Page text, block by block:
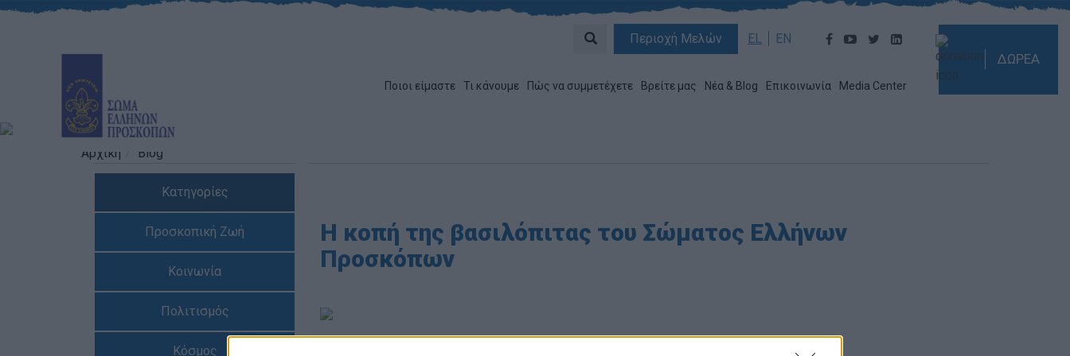
Περιοχή Μελών EL EN
Ποιοι είμαστε Τι κάνουμε Πώς να συμμετέχετε Βρείτε μας Νέα & Blog Επικοινωνία Media Center
ΔΩΡΕΑ
Αρχική Blog
Κατηγορίες
Προσκοπική Ζωή
Κοινωνία
Πολιτισμός
Κόσμος
Η κοπή της βασιλόπιτας του Σώματος Ελλήνων
Προσκόπων